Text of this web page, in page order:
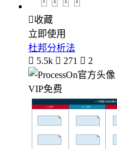
收藏
立即使用
杜邦分析法
 5.5k  271  2
VIP免费